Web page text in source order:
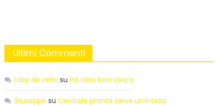
Ultimi Commenti
roby de zerbi su Pd, idea lista civica
Giuseppe su Centrale pronta serve un’intesa